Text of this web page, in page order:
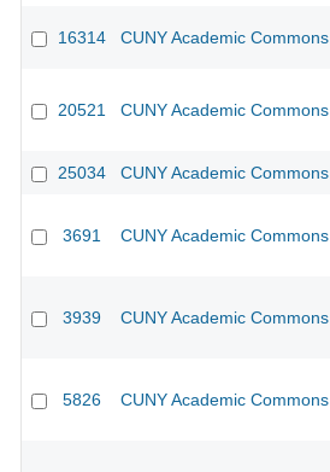
16314 CUNY Academic Commons
20521 CUNY Academic Commons
25034 CUNY Academic Commons
3691 CUNY Academic Commons
3939 CUNY Academic Commons
5826 CUNY Academic Commons